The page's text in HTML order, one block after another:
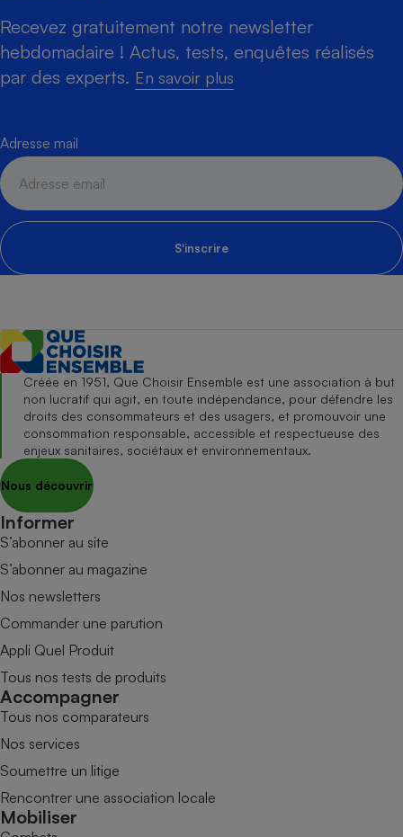
Recevez gratuitement notre newsletter
hebdomadaire ! Actus, tests, enquêtes réalisés
par des experts. En savoir plus
Adresse mail
S'inscrire
Créée en 1951, Que Choisir Ensemble est une association à but
non lucratif qui agit, en toute indépendance, pour défendre les
droits des consommateurs et des usagers, et promouvoir une
consommation responsable, accessible et respectueuse des
enjeux sanitaires, sociétaux et environnementaux.
Nous découvrir
Informer
S’abonner au site
S’abonner au magazine
Nos newsletters
Commander une parution
Appli Quel Produit
Tous nos tests de produits
Accompagner
Tous nos comparateurs
Nos services
Soumettre un litige
Rencontrer une association locale
Mobiliser